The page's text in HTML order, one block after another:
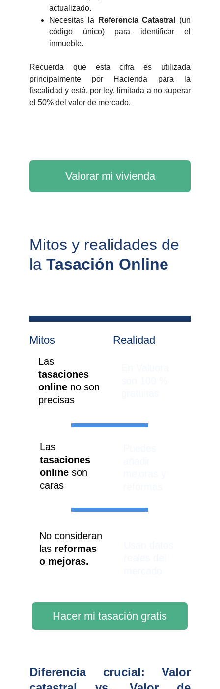
actualizado.
Necesitas la
Referencia Catastral
(un
código único) para identificar el
inmueble.
Recuerda que esta cifra es utilizada
principalmente por Hacienda para la
fiscalidad y está, por ley, limitada a no superar
el 50% del valor de mercado.
Valorar mi vivienda
Hacer mi tasación gratis
Mitos y realidades de
la Tasación Online
Mitos Realidad
Las
tasaciones
online no son
precisas
Las
tasaciones
online son
caras
No consideran
las reformas
o mejoras.
Diferencia crucial: Valor